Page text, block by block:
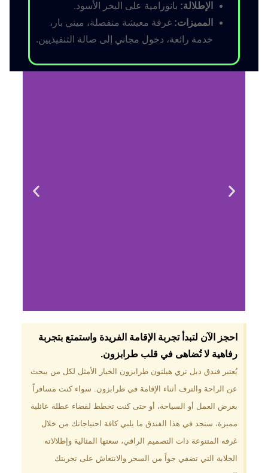
الإطلالة: بانورامية على البحر الأسود.
المميزات: غرفة معيشة منفصلة، ميني بار،
خدمة رائعة، دخول مجاني إلى صالة التنفيذيين.
لماذا تختار فندق دبل
تري هيلتون
طرابزون؟
موقع مميز في قلب طرابزون بالقرب
من أهم المعالم السياحية. إطلالات
الخضراء. مرافق متكاملة تشمل
مسبحًا داخليًا، سبا، صالة ألعاب
رياضية، ومطاعم عالمية.
احجز الآن لتبدأ تجربة الإقامة الفريدة واستمتع بتجربة
رفاهية لا تُضاهى في قلب طرابزون.​
يُعتبر فندق دبل تري هيلتون طرابزون الخيار الأمثل لكل من يبحث
عن الراحة والترف أثناء الإقامة في طرابزون. سواء كنت مسافراً
بغرض العمل أو السياحة، أو حتى كنت تخطط لقضاء عطلة عائلية
مميزة، ستجد في هذا الفندق ما يلبي كافة احتياجاتك من خلال
غرفه المتنوعة ذات التصميم الراقي، سعتها المثالية وإطلالاته
الخلابة التي تضفي جواً من السحر والانتعاش على تجربتك